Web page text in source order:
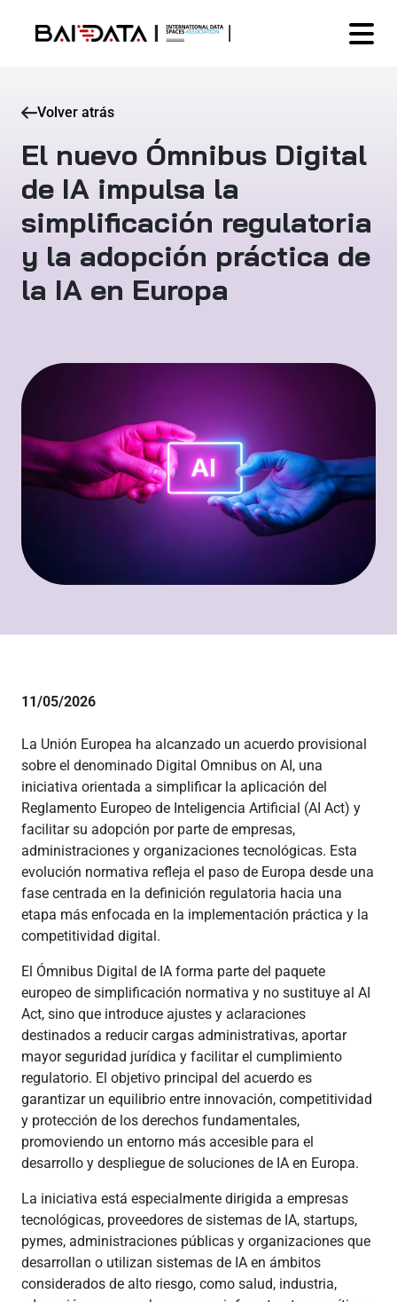
Volver atrás
El nuevo Ómnibus Digital
de IA impulsa la
simplificación regulatoria
y la adopción práctica de
la IA en Europa
11/05/2026
La Unión Europea ha alcanzado un acuerdo provisional
sobre el denominado Digital Omnibus on AI, una
iniciativa orientada a simplificar la aplicación del
Reglamento Europeo de Inteligencia Artificial (AI Act) y
facilitar su adopción por parte de empresas,
administraciones y organizaciones tecnológicas. Esta
evolución normativa refleja el paso de Europa desde una
fase centrada en la definición regulatoria hacia una
etapa más enfocada en la implementación práctica y la
competitividad digital.
El Ómnibus Digital de IA forma parte del paquete
europeo de simplificación normativa y no sustituye al AI
Act, sino que introduce ajustes y aclaraciones
destinados a reducir cargas administrativas, aportar
mayor seguridad jurídica y facilitar el cumplimiento
regulatorio. El objetivo principal del acuerdo es
garantizar un equilibrio entre innovación, competitividad
y protección de los derechos fundamentales,
promoviendo un entorno más accesible para el
desarrollo y despliegue de soluciones de IA en Europa.
La iniciativa está especialmente dirigida a empresas
tecnológicas, proveedores de sistemas de IA, startups,
pymes, administraciones públicas y organizaciones que
desarrollan o utilizan sistemas de IA en ámbitos
considerados de alto riesgo, como salud, industria,